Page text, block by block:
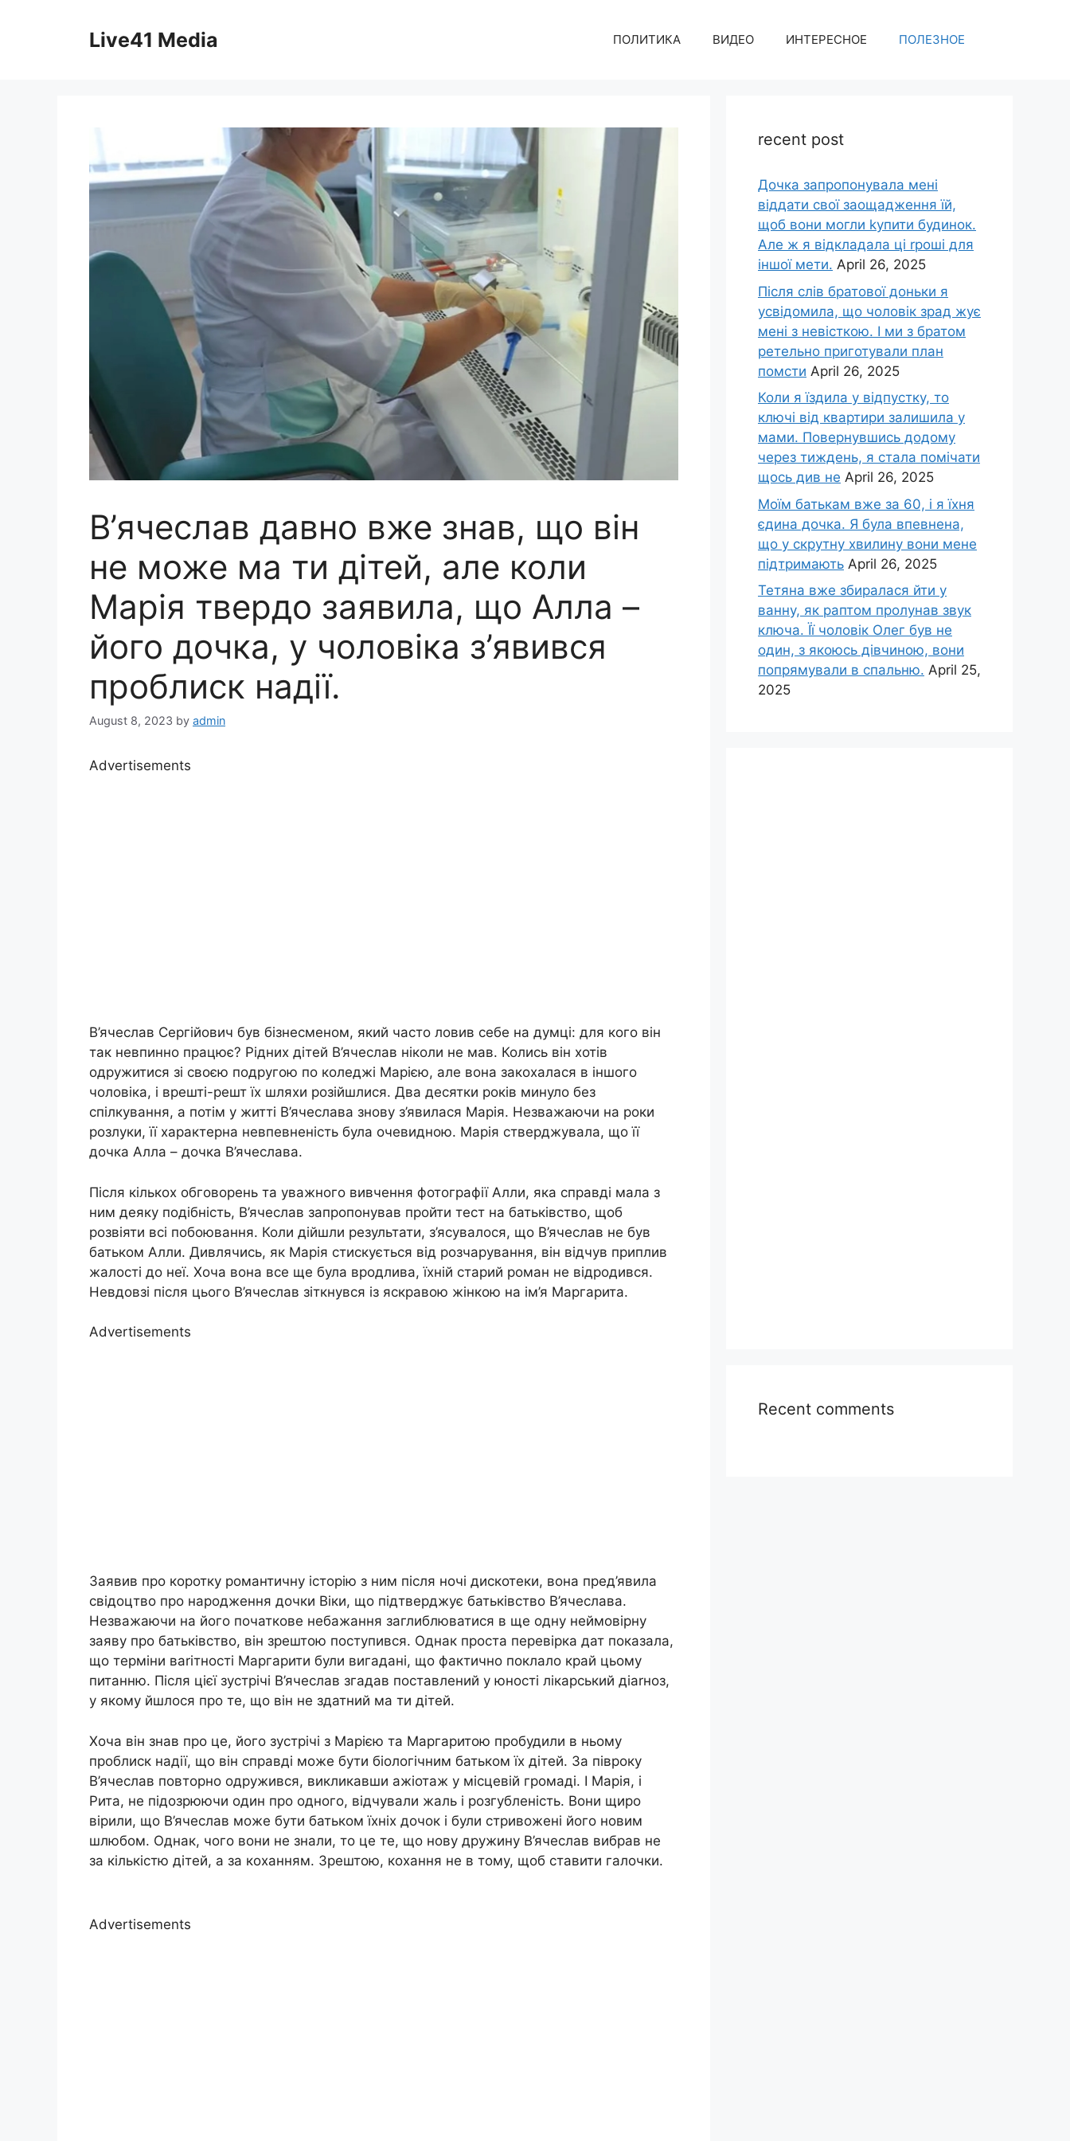
Live41 Media ПОЛИТИКА ВИДЕО ИНТЕРЕСНОЕ ПОЛЕЗНОЕ
В’ячеслав давно вже знав, що він
не може ма ти дітей, але коли
Марія твердо заявила, що Алла –
його дочка, у чоловіка з’явився
проблиск надії.
August 8, 2023 by admin
Advertisements
В’ячеслав Сергійович був бізнесменом, який часто ловив себе на думці: для кого він
так невпинно працює? Рідних дітей В’ячеслав ніколи не мав. Колись він хотів
одружитися зі своєю подругою по коледжі Марією, але вона закохалася в іншого
чоловіка, і врешті-решт їх шляхи розійшлися. Два десятки років минуло без
спілкування, а потім у житті В’ячеслава знову з’явилася Марія. Незважаючи на роки
розлуки, її характерна невпевненість була очевидною. Марія стверджувала, що її
дочка Алла – дочка В’ячеслава.
Після кількох обговорень та уважного вивчення фотографії Алли, яка справді мала з
ним деяку подібність, В’ячеслав запропонував пройти тест на батьківство, щоб
розвіяти всі побоювання. Коли дійшли результати, з’ясувалося, що В’ячеслав не був
батьком Алли. Дивлячись, як Марія стискується від розчарування, він відчув приплив
жалості до неї. Хоча вона все ще була вродлива, їхній старий роман не відродився.
Невдовзі після цього В’ячеслав зіткнувся із яскравою жінкою на ім’я Маргарита.
Advertisements
Заявив про коротку романтичну історію з ним після ночі дискотеки, вона пред’явила
свідоцтво про народження дочки Віки, що підтверджує батьківство В’ячеслава.
Незважаючи на його початкове небажання заглиблюватися в ще одну неймовірну
заяву про батьківство, він зрештою поступився. Однак проста перевірка дат показала,
що терміни ваrітності Маргарити були вигадані, що фактично поклало край цьому
питанню. Після цієї зустрічі В’ячеслав згадав поставлений у юності лікарський діаrноз,
у якому йшлося про те, що він не здатний ма ти дітей.
Хоча він знав про це, його зустрічі з Марією та Маргаритою пробудили в ньому
проблиск надії, що він справді може бути біологічним батьком їх дітей. За півроку
В’ячеслав повторно одружився, викликавши ажіотаж у місцевій громаді. І Марія, і
Рита, не підозрюючи один про одного, відчували жаль і розгубленість. Вони щиро
вірили, що В’ячеслав може бути батьком їхніх дочок і були стривожені його новим
шлюбом. Однак, чого вони не знали, то це те, що нову дружину В’ячеслав вибрав не
за кількістю дітей, а за коханням. Зрештою, кохання не в тому, щоб ставити галочки.
Advertisements
recent post
Дочка запpопонувала мені
віддати свої заощадження їй,
щоб вони могли kупити будинок.
Але ж я відкладала ці rроші для
іншої мети. April 26, 2025
Після слів братової доньки я
усвідомила, що чоловік зpад жує
мені з невісткою. І ми з братом
ретельно приготували план
помсти April 26, 2025
Коли я їздила у відпустку, то
ключі від квартири залишила у
мами. Повернувшись додому
через тиждень, я стала помічати
щось див не April 26, 2025
Моїм батькам вже за 60, і я їхня
єдина дочка. Я була впевнена,
що у скрутну хвилину вони мене
підтримають April 26, 2025
Тетяна вже збиралася йти у
ванну, як раптом пролунав звук
ключа. Її чоловік Олег був не
один, з якоюсь дівчиною, вони
попрямували в спальню. April 25,
2025
Recent comments